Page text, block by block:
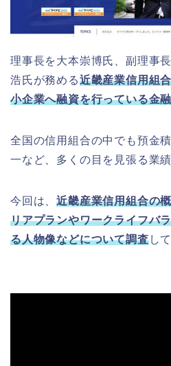
理事長を大本崇博氏、副理事
浩氏が務める近畿産業信用組
小企業へ融資を行っている金
全国の信用組合の中でも預金
一など、多くの目を見張る業
今回は、近畿産業信用組合の
リアプランやワークライフバ
る人物像などについて調査し